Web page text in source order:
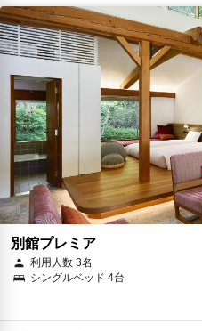
別館プレミア
利用人数 3名
シングルベッド 4台